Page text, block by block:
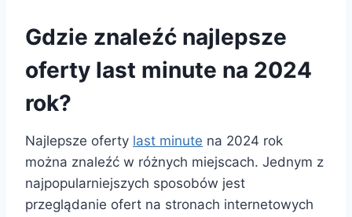
Gdzie znaleźć najlepsze
oferty last minute na 2024
rok?
Najlepsze oferty last minute na 2024 rok
można znaleźć w różnych miejscach. Jednym z
najpopularniejszych sposobów jest
przeglądanie ofert na stronach internetowych